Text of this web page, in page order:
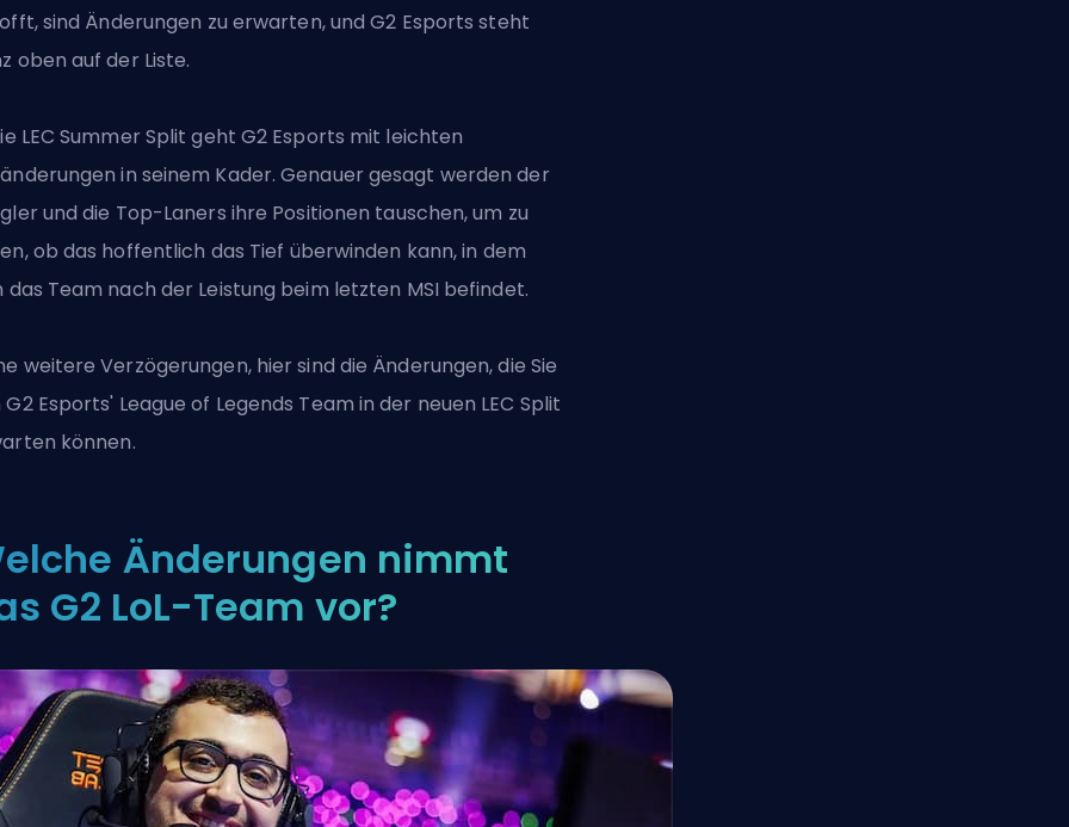
sind Änderungen zu erwarten, undG2 Esports steht
oben auf der Liste.
LEC Summer Split geht G2 Esports mit leichten
in seinem Kader. Genauer gesagt werden der
und die Top-Laners ihre Positionen tauschen, um zu
ob das hoffentlich das Tief überwinden kann, in dem
das Team nach der Leistung beim letzten MSI befindet.
weitere Verzögerungen, hier sind die Änderungen, die Sie
G2 Esports' League of Legends Team in der neuen LEC Split
können.
Änderungen nimmt
G2 LoL-Team vor?